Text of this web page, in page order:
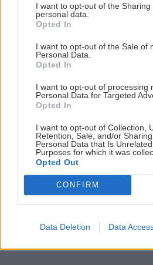
I want to opt-out of the Sharing
personal data.
Opted In
I want to opt-out of the Sale of
Personal Data.
Opted In
I want to opt-out of processing
Personal Data for Targeted
Opted In
I want to opt-out of Collection,
Retention, Sale, and/or
Personal Data that Is
Purposes for which it was
Opted Out
CONFIRM
Data Deletion Data
Χρυσή Μπάλα, Ρόδρι: Ο αρχηγός
καριέρα του(vid)
απέναντι στους Σέλτικς
Ακολουθήστε το ekriti.gr
μάθετε πρώτοι όλες τις
και όχι μόνο.
Αγγλία Λιβερπουλ